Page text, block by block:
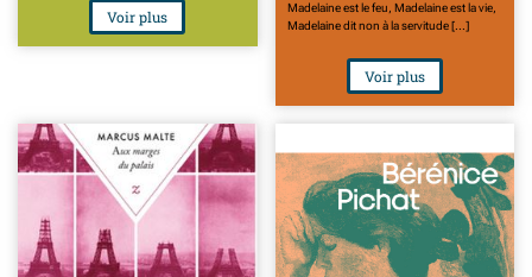
Voir plus
Madelaine est le feu, Madelaine est la vie,
Madelaine dit non à la servitude [...]
Voir plus